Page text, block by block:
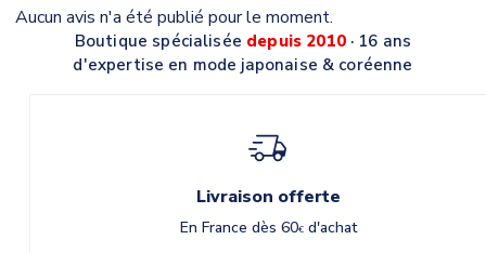
Aucun avis n'a été publié pour le moment.
Boutique spécialisée depuis 2010· 16 ans
d'expertise en mode japonaise & coréenne
Livraison offerte
En France dès 60€d'achat